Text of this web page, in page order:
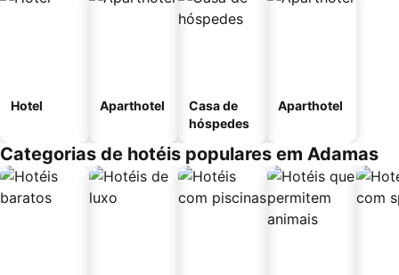
Hotel Aparthotel
Casa de
hóspedes
Aparthotel
Categorias de hotéis populares em Adamas